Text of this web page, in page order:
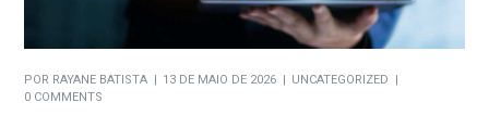
POR RAYANE BATISTA 13 DE MAIO DE 2026
UNCATEGORIZED
0 COMMENTS